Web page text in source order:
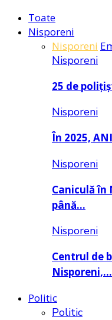
Toate
Nisporeni
Nisporeni
Nisporeni
25 de
Nisporeni
În 2025,
Nisporeni
Caniculă în
până…
Nisporeni
Centrul de
Nisporeni,…
Politic
Politic